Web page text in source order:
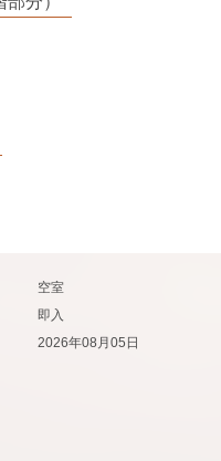
空室
即入
2026年08月05日